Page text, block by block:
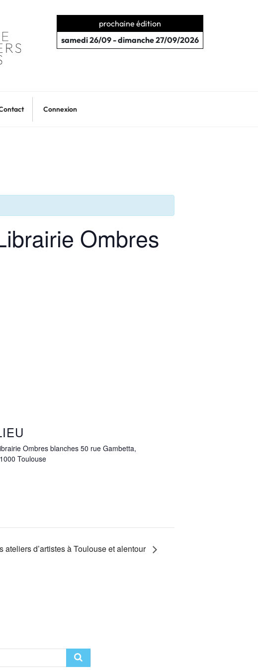
prochaine édition
samedi 26/09 - dimanche 27/09/2026
Connexion
Ombres
Ombres blanches 50 rue Gambetta,
Toulouse
ateliers d’artistes à Toulouse et alentour
Recherche